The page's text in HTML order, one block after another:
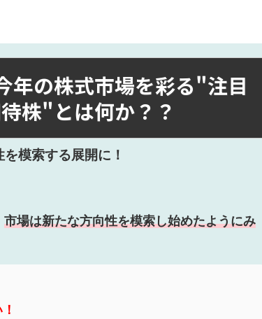
年の株式市場を彩る"注目
株"とは何か？？
模索する展開に！
市場は新たな方向性を模索し始めたようにみ